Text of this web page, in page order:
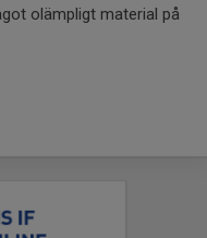
olämpligt material på